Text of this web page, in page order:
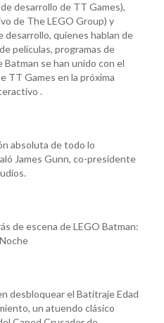
desarrollo de TT Games),
de The LEGO Group) y
quienes hablan de
películas, programas de
se han unido con el
TT Games en la próxima
.
absoluta de todo lo
James Gunn, co-presidente
de escena de LEGO Batman:
desbloquear el Batitraje Edad
un atuendo clásico